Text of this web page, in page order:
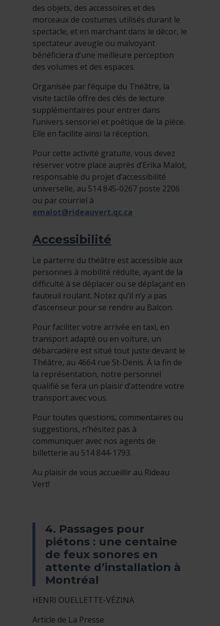
des objets, des accessoires et des
morceaux de costumes utilisés durant le
spectacle, et en marchant dans le décor, le
spectateur aveugle ou malvoyant
bénéficiera d’une meilleure perception
des volumes et des espaces.
Organisée par l’équipe du Théâtre, la
visite tactile offre des clés de lecture
supplémentaires pour entrer dans
l’univers sensoriel et poétique de la pièce.
Elle en facilite ainsi la réception.
Pour cette activité gratuite, vous devez
réserver votre place auprès d’Erika Malot,
responsable du projet d’accessibilité
universelle, au 514 845-0267 poste 2206
ou par courriel à
emalot@rideauvert.qc.ca
Accessibilité
Le parterre du théâtre est accessible aux
personnes à mobilité réduite, ayant de la
difficulté à se déplacer ou se déplaçant en
fauteuil roulant. Notez qu’il n’y a pas
d’ascenseur pour se rendre au Balcon.
Pour faciliter votre arrivée en taxi, en
transport adapté ou en voiture, un
débarcadère est situé tout juste devant le
Théâtre, au 4664 rue St-Denis. À la fin de
la représentation, notre personnel
qualifié se fera un plaisir d’attendre votre
transport avec vous.
Pour toutes questions, commentaires ou
suggestions, n’hésitez pas à
communiquer avec nos agents de
billetterie au 514 844-1793.
Au plaisir de vous accueillir au Rideau
Vert!
4. Passages pour
piétons : une centaine
de feux sonores en
attente d’installation à
Montréal
HENRI OUELLETTE-VÉZINA
Article de La Presse